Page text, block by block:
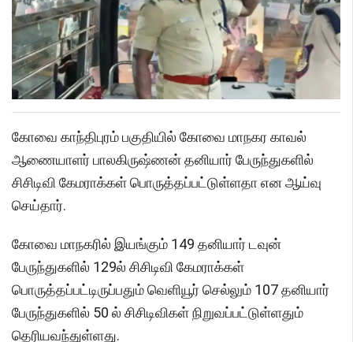
கோவை காந்திபுரம் பகுதியில் கோவை மாநகர காவல்
ஆணையாளர் பாலகிருஷ்ணன் தனியார் பேருந்துகளில்
சிசிடிவி கேமராக்கள் பொருத்தப்பட்டுள்ளதா என ஆய்வு
செய்தார்.
கோவை மாநகரில் இயங்கும் 149 தனியார் டவுன்
பேருந்துகளில் 129ல் சிசிடிவி கேமராக்கள்
பொருத்தப்பட்டிருப்பதும் வெளியூர் செல்லும் 107 தனியார்
பேருந்துகளில் 50 ல் சிசிடிவிகள் நிறுவப்பட்டுள்ளதும்
தெரியவந்துள்ளது.